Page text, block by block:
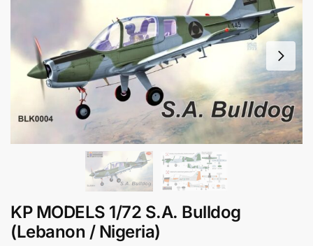
KP MODELS 1/72 S.A. Bulldog
(Lebanon / Nigeria)